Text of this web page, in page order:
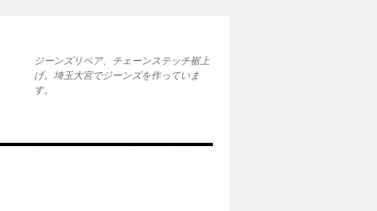
ジーンズリペア、チェーンステッチ裾上
げ。埼玉大宮でジーンズを作っていま
す。